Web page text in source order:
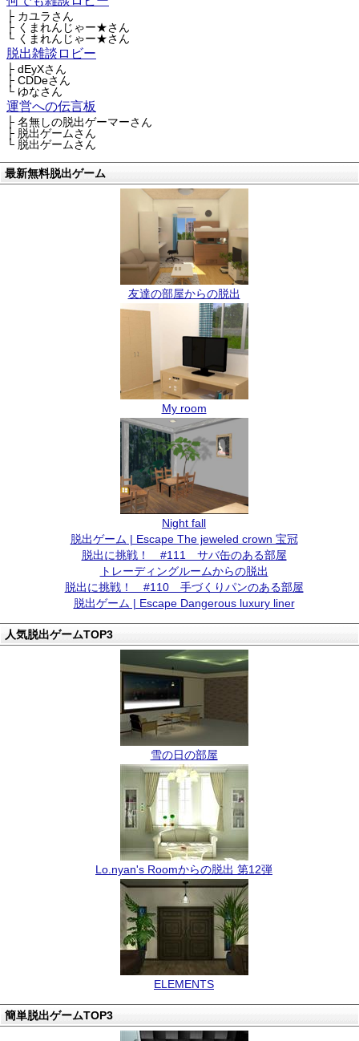
├ カユラさん
├ くまれんじゃー★さん
└ くまれんじゃー★さん
脱出雑談ロビー
├ dEyXさん
├ CDDeさん
└ ゆなさん
運営への伝言板
├ 名無しの脱出ゲーマーさん
├ 脱出ゲームさん
└ 脱出ゲームさん
最新無料脱出ゲーム
友達の部屋からの脱出
My room
Night fall
脱出ゲーム | Escape The jeweled crown 宝冠
脱出に挑戦！ #111 サバ缶のある部屋
トレーディングルームからの脱出
脱出に挑戦！ #110 手づくりパンのある部屋
脱出ゲーム | Escape Dangerous luxury liner
人気脱出ゲームTOP3
雪の日の部屋
Lo.nyan's Roomからの脱出 第12弾
ELEMENTS
簡単脱出ゲームTOP3